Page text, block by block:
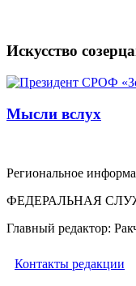
Искусство
Мысли вслух
Региональное
ФЕДЕРАЛЬНАЯ
Главный редактор:
Контакты редакции